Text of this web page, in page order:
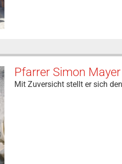
Pfarrer Simon
Mit Zuversicht stellt er sich